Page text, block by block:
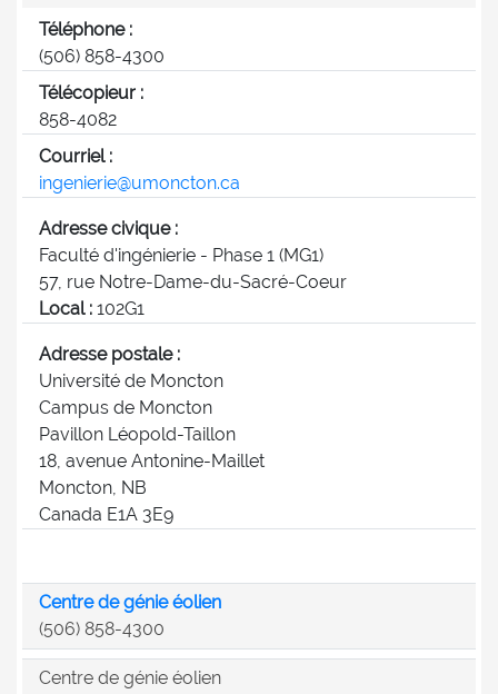
Téléphone :
(506) 858-4300
Télécopieur :
858-4082
Courriel :
ingenierie@umoncton.ca
Adresse civique :
Faculté d'ingénierie - Phase 1 (MG1)
57, rue Notre-Dame-du-Sacré-Coeur
Local : 102G1
Adresse postale :
Université de Moncton
Campus de Moncton
Pavillon Léopold-Taillon
18, avenue Antonine-Maillet
Moncton, NB
Canada E1A 3E9
Centre de génie éolien
(506) 858-4300
Centre de génie éolien